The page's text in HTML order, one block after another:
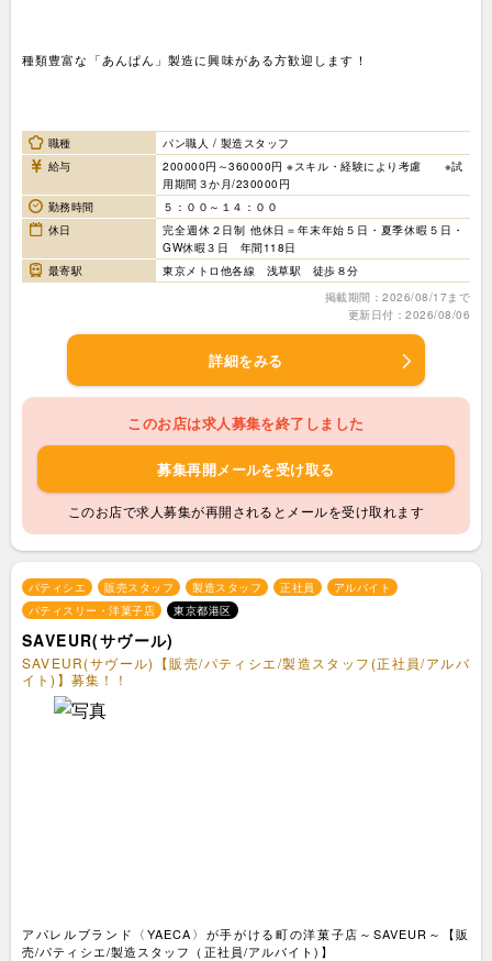
種類豊富な「あんぱん」製造に興味がある方歓迎します！
職種
パン職人 / 製造スタッフ
給与
200000円～360000円 ※スキル・経験により考慮 ※試
用期間３か月/230000円
勤務時間
５：００～１４：００
休日
完全週休２日制 他休日＝年末年始５日・夏季休暇５日・
GW休暇３日 年間118日
最寄駅
東京メトロ他各線 浅草駅 徒歩８分
掲載期間：2026/08/17まで
更新日付：2026/08/06
詳細をみる
このお店は求人募集を終了しました
募集再開メールを受け取る
このお店で求人募集が再開されるとメールを受け取れます
パティシエ 販売スタッフ 製造スタッフ 正社員
アルバイト
パティスリー・洋菓子店
東京都港区
SAVEUR(サヴール)
SAVEUR(サヴール)【販売/パティシエ/製造スタッフ(正社員/アルバ
イト)】募集！！
アパレルブランド〈YAECA〉が手がける町の洋菓子店～SAVEUR～【販
売/パティシエ/製造スタッフ（正社員/アルバイト)】